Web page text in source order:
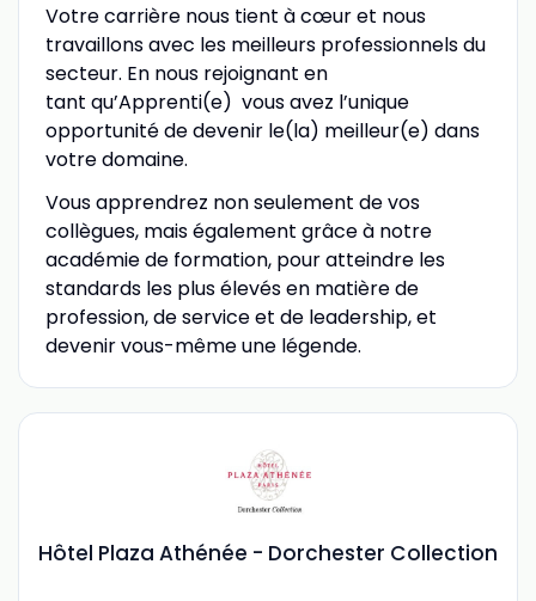
Votre carrière nous tient à cœur et nous
travaillons avec les meilleurs professionnels du
secteur. En nous rejoignant en
tant qu’Apprenti(e) vous avez l’unique
opportunité de devenir le(la) meilleur(e) dans
votre domaine.
Vous apprendrez non seulement de vos
collègues, mais également grâce à notre
académie de formation, pour atteindre les
standards les plus élevés en matière de
profession, de service et de leadership, et
devenir vous-même une légende.
Hôtel Plaza Athénée - Dorchester Collection